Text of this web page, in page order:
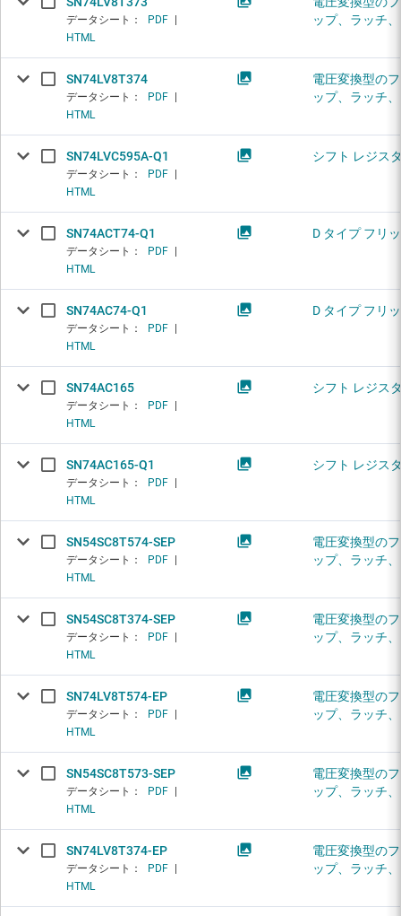
データシート： PDF
HTML
ップ、ラッチ
SN74LV8T374
データシート： PDF
HTML
電圧変換型の
ップ、ラッチ
SN74LVC595A-Q1
データシート： PDF
HTML
シフト レジス
SN74ACT74-Q1
データシート： PDF
HTML
D タイプ フリ
SN74AC74-Q1
データシート： PDF
HTML
D タイプ フリ
SN74AC165
データシート： PDF
HTML
シフト レジス
SN74AC165-Q1
データシート： PDF
HTML
シフト レジス
SN54SC8T574-SEP
データシート： PDF
HTML
電圧変換型の
ップ、ラッチ
SN54SC8T374-SEP
データシート： PDF
HTML
電圧変換型の
ップ、ラッチ
SN74LV8T574-EP
データシート： PDF
HTML
電圧変換型の
ップ、ラッチ
SN54SC8T573-SEP
データシート： PDF
HTML
電圧変換型の
ップ、ラッチ
SN74LV8T374-EP
データシート： PDF
HTML
電圧変換型の
ップ、ラッチ